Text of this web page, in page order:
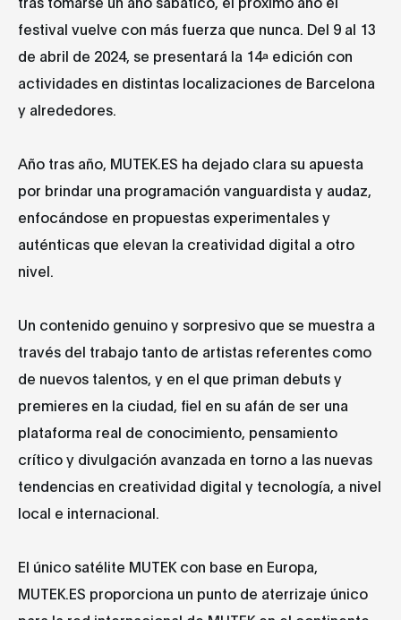
festival vuelve con más fuerza que nunca. Del 9 al 13
de abril de 2024, se presentará la 14ª edición con
actividades en distintas localizaciones de Barcelona
y alrededores.
Año tras año, MUTEK.ES ha dejado clara su apuesta
por brindar una programación vanguardista y audaz,
enfocándose en propuestas experimentales y
auténticas que elevan la creatividad digital a otro
nivel.
Un contenido genuino y sorpresivo que se muestra a
través del trabajo tanto de artistas referentes como
de nuevos talentos, y en el que priman debuts y
premieres en la ciudad, fiel en su afán de ser una
plataforma real de conocimiento, pensamiento
crítico y divulgación avanzada en torno a las nuevas
tendencias en creatividad digital y tecnología, a nivel
local e internacional.
El único satélite MUTEK con base en Europa,
MUTEK.ES proporciona un punto de aterrizaje único